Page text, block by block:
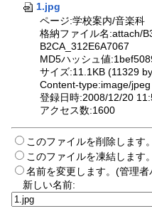
1.jpg
ページ:学校案内/音楽科
格納ファイル名:attach/
B2CA_312E6A7067
MD5ハッシュ値
サイズ:11.1KB (11329
Content-type:image/jpeg
登録日時:2008/12/20
アクセス数:1600
このファイルを削除します
このファイルを凍結します
名前を変更します。(管理
新しい名前: